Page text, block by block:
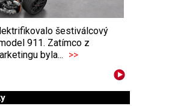
šestiválcový
911. Zatímco z
byla... >>